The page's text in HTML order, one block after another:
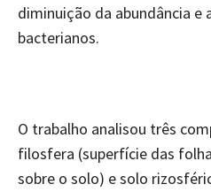
diminuição da abundância e
bacterianos.
O trabalho analisou três
filosfera (superfície das
sobre o solo) e solo